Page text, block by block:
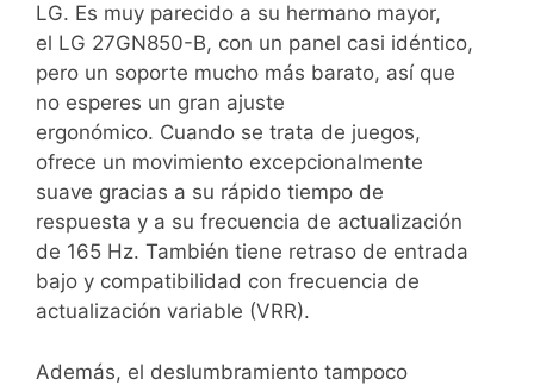
LG. Es muy parecido a su hermano mayor,
el LG 27GN850-B, con un panel casi idéntico,
pero un soporte mucho más barato, así que
no esperes un gran ajuste
ergonómico. Cuando se trata de juegos,
ofrece un movimiento excepcionalmente
suave gracias a su rápido tiempo de
respuesta y a su frecuencia de actualización
de 165 Hz. También tiene retraso de entrada
bajo y compatibilidad con frecuencia de
actualización variable (VRR).
Además, el deslumbramiento tampoco